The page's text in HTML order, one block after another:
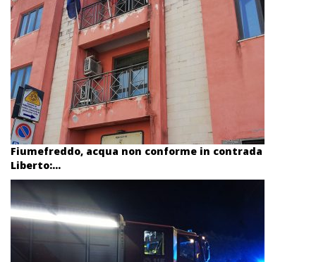
Fiumefreddo, acqua non conforme in contrada
Liberto:...